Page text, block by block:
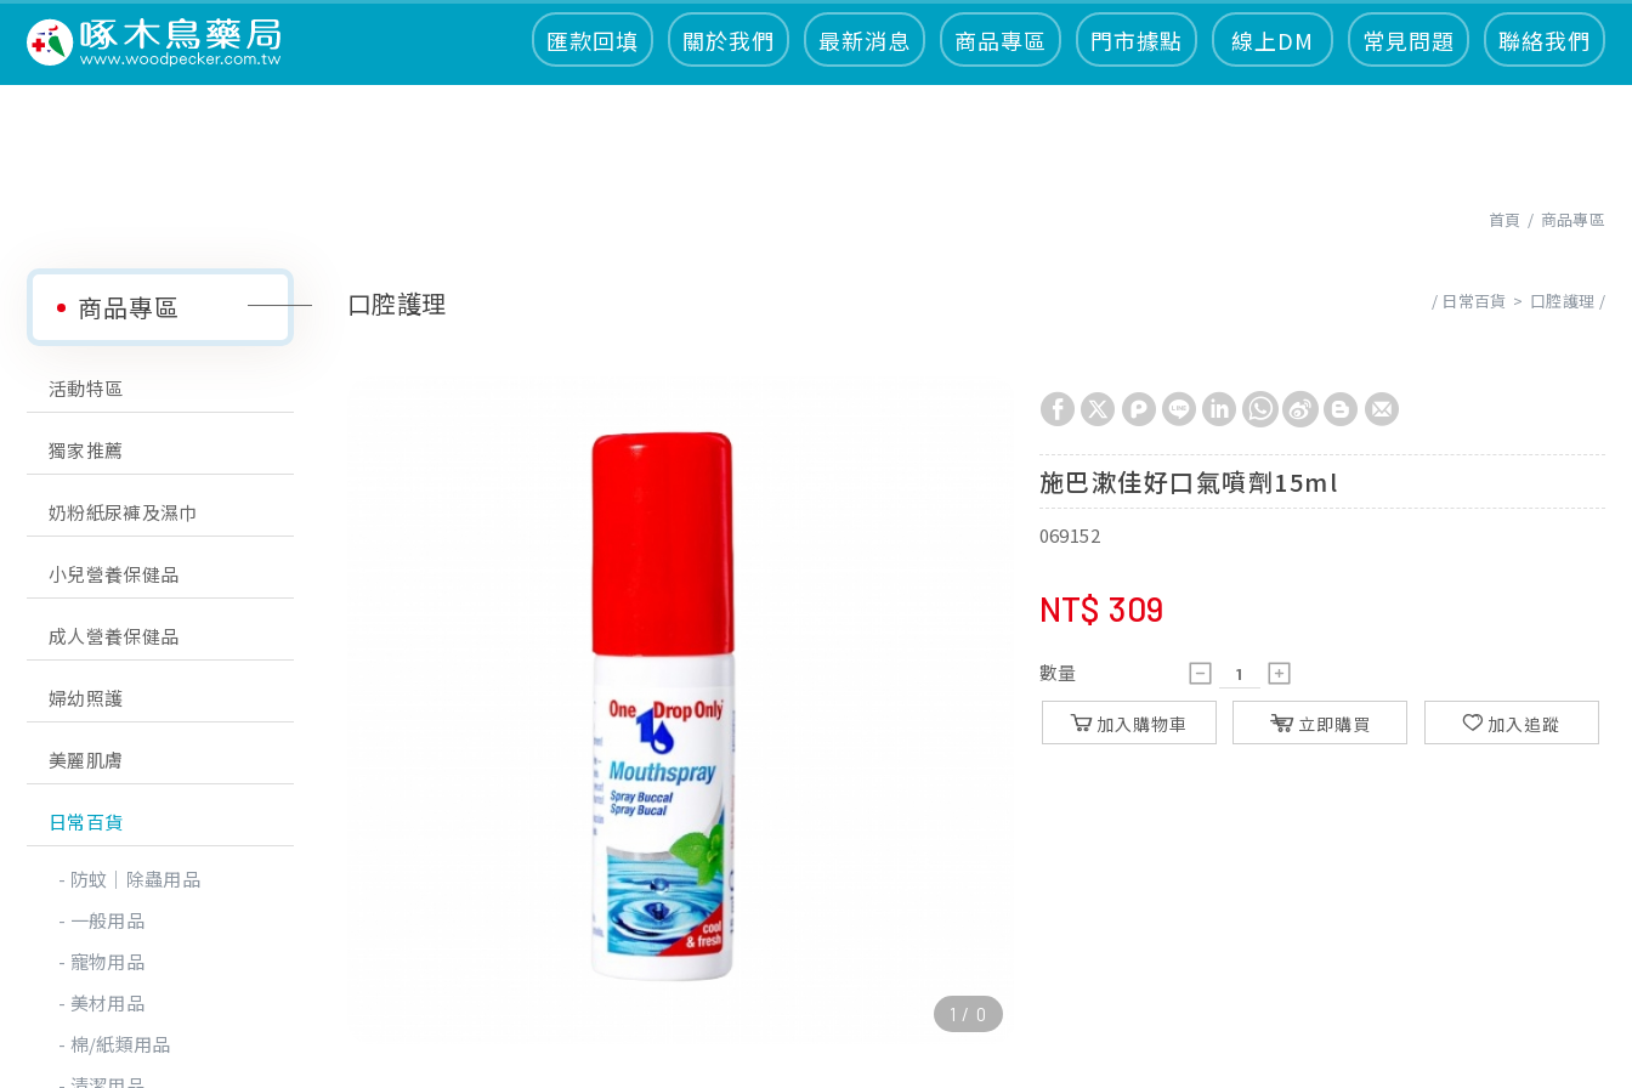
匯款回填 關於我們 最新消息 商品專區 門市據點 線上DM 常見問題 聯絡我們
首頁 商品專區
商品專區
活動特區
獨家推薦
奶粉紙尿褲及濕巾
小兒營養保健品
成人營養保健品
婦幼照護
美麗肌膚
日常百貨
防蚊│除蟲用品
一般用品
寵物用品
美材用品
棉/紙類用品
口腔護理 日常百貨 口腔護理
施巴漱佳好口氣噴劑15ml
069152
NT$ 309
數量
加入購物車 立即購買 加入追蹤
1 / 0